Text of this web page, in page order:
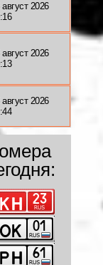
август 2026
август 2026
август 2026